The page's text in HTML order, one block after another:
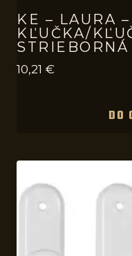
KE – LAURA –
KĽUČKA/
10,21 €
DO